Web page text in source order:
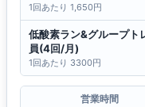
1回あたり 1,650円
低酸素ラン&グループト
員(4回/月)
1回あたり 3300円
営業時間